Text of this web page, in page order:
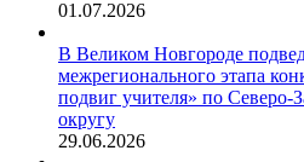
01.07.2026
В Великом Новгороде
межрегионального этапа
подвиг учителя» по Северо-
округу
29.06.2026